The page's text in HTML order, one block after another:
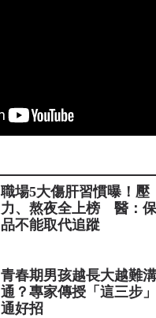
職場5大傷肝習慣曝！壓
力、熬夜全上榜 醫：
品不能取代追蹤
青春期男孩越長大越難溝
通？專家傳授「這三步
通好招